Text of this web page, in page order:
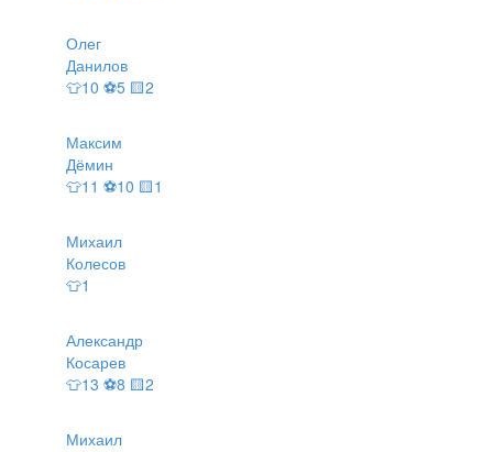
Олег
Данилов
👕10 ⚽5 🟨2
Максим
Дёмин
👕11 ⚽10 🟨1
Михаил
Колесов
👕1
Александр
Косарев
👕13 ⚽8 🟨2
Михаил